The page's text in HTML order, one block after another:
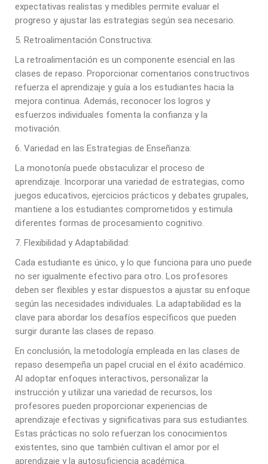
expectativas realistas y medibles permite evaluar el
progreso y ajustar las estrategias según sea necesario.
5. Retroalimentación Constructiva:
La retroalimentación es un componente esencial en las
clases de repaso. Proporcionar comentarios constructivos
refuerza el aprendizaje y guía a los estudiantes hacia la
mejora continua. Además, reconocer los logros y
esfuerzos individuales fomenta la confianza y la
motivación.
6. Variedad en las Estrategias de Enseñanza:
La monotonía puede obstaculizar el proceso de
aprendizaje. Incorporar una variedad de estrategias, como
juegos educativos, ejercicios prácticos y debates grupales,
mantiene a los estudiantes comprometidos y estimula
diferentes formas de procesamiento cognitivo.
7. Flexibilidad y Adaptabilidad:
Cada estudiante es único, y lo que funciona para uno puede
no ser igualmente efectivo para otro. Los profesores
deben ser flexibles y estar dispuestos a ajustar su enfoque
según las necesidades individuales. La adaptabilidad es la
clave para abordar los desafíos específicos que pueden
surgir durante las clases de repaso.
En conclusión, la metodología empleada en las clases de
repaso desempeña un papel crucial en el éxito académico.
Al adoptar enfoques interactivos, personalizar la
instrucción y utilizar una variedad de recursos, los
profesores pueden proporcionar experiencias de
aprendizaje efectivas y significativas para sus estudiantes.
Estas prácticas no solo refuerzan los conocimientos
existentes, sino que también cultivan el amor por el
aprendizaje y la autosuficiencia académica.